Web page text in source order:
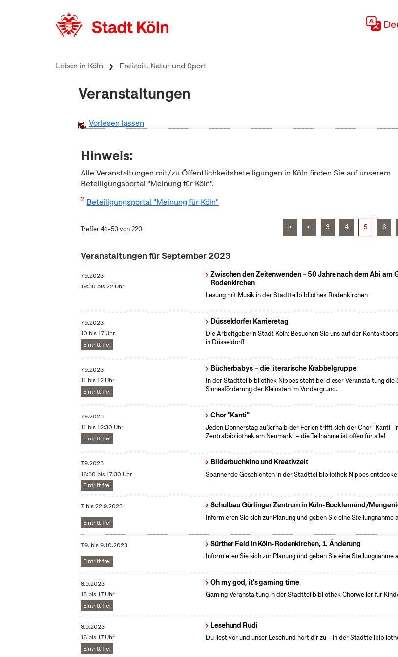
Leben in Köln Freizeit, Natur und Sport
Veranstaltungen
Vorlesen lassen
Hinweis:
Alle Veranstaltungen mit/zu Öffentlichkeitsbeteiligungen in Köln finden Sie auf unserem
Beteiligungsportal "Meinung für Köln".
Beteiligungsportal "Meinung für Köln"
Treffer 41–50 von 220 |< < 3 4 5 6
Veranstaltungen für September 2023
7.9.2023
19:30 bis 22 Uhr
Zwischen den Zeitenwenden – 50 Jahre nach dem Abi am
Rodenkirchen
Lesung mit Musik in der Stadtteilbibliothek Rodenkirchen
7.9.2023
10 bis 17 Uhr
Eintritt frei
Düsseldorfer Karrieretag
Die Arbeitgeberin Stadt Köln: Besuchen Sie uns auf der
in Düsseldorf!
7.9.2023
11 bis 12 Uhr
Eintritt frei
Bücherbabys – die literarische Krabbelgruppe
In der Stadtteilbibliothek Nippes steht bei dieser Veranstaltung die
Sinnesförderung der Kleinsten im Vordergrund.
7.9.2023
11 bis 12:30 Uhr
Eintritt frei
Chor "Kanti"
Jeden Donnerstag außerhalb der Ferien trifft sich der Chor "Kanti"
Zentralbibliothek am Neumarkt – die Teilnahme ist offen für alle!
7.9.2023
16:30 bis 17:30 Uhr
Eintritt frei
Bilderbuchkino und Kreativzeit
Spannende Geschichten in der Stadtteilbibliothek Nippes
7. bis22.9.2023
Eintritt frei
Schulbau Görlinger Zentrum in Köln-Bocklemünd/
Informieren Sie sich zur Planung und geben Sie eine Stellungnahme
7.9. bis9.10.2023
Eintritt frei
Sürther Feld in Köln-Rodenkirchen, 1. Änderung
Informieren Sie sich zur Planung und geben Sie eine Stellungnahme
8.9.2023
15 bis 17 Uhr
Eintritt frei
Oh my god, it's gaming time
Gaming-Veranstaltung in der Stadtteilbibliothek Chorweiler für
8.9.2023
16 bis 17 Uhr
Eintritt frei
Lesehund Rudi
Du liest vor und unser Lesehund hört dir zu – in der